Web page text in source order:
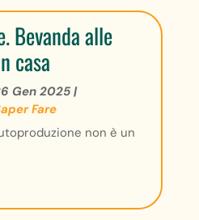
Bevanda alle
casa
Gen 2025|
Fare
non è un